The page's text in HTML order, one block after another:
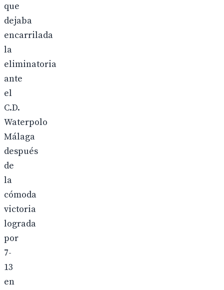
que
dejaba
encarrilada
la
eliminatoria
ante
el
C.D.
Waterpolo
Málaga
después
de
la
cómoda
victoria
lograda
por
7-
13
en